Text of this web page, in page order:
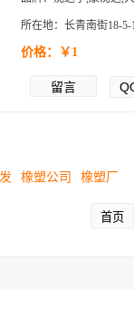
所在地：长青南街18-5-
价格：￥1
留言
橡塑公司 橡塑厂
首页